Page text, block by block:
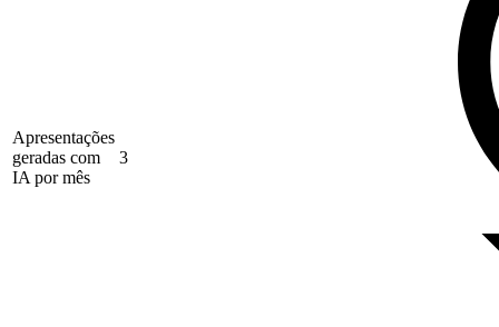
Apresentações
geradas com
IA por mês
3